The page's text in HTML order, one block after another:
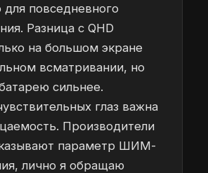
для повседневного
Разница с QHD
на большом экране
всматривании, но
сильнее.
глаз важна
Производители
параметр ШИМ-
лично я обращаю